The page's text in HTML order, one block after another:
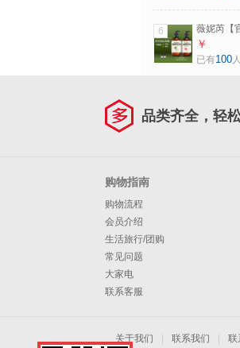
500ml（
小样1支
6
薇妮芮【
营】澳洲
去屑洗发
树小样2
￥
已有100
品类齐全，轻
购物指南
购物流程
会员介绍
生活旅行/团购
常见问题
大家电
联系客服
关于我们 联系我们 联